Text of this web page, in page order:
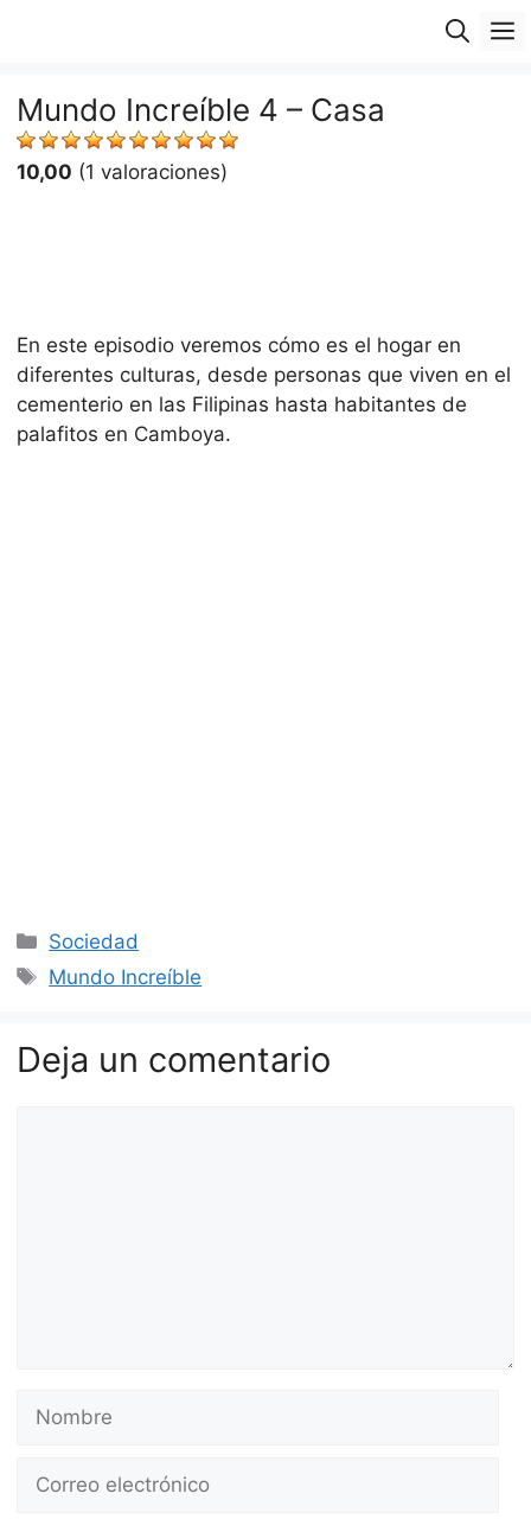
Mundo Increíble 4 – Casa
10,00 (1 valoraciones)
En este episodio veremos cómo es el hogar en
diferentes culturas, desde personas que viven en el
cementerio en las Filipinas hasta habitantes de
palafitos en Camboya.
Categorías
Sociedad
Etiquetas
Mundo Increíble
Deja un comentario
electrónico